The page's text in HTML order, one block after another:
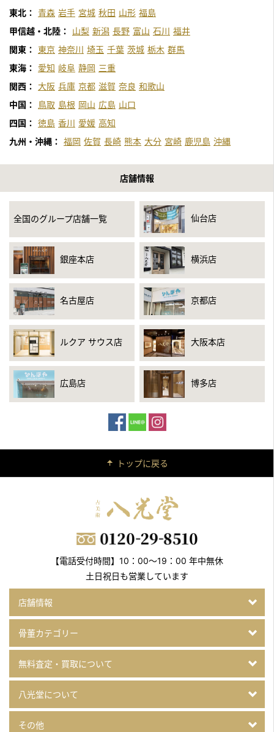
東北： 青森 岩手 宮城 秋田 山形 福島
甲信越・北陸：
山梨 新潟 長野 富山 石川 福井
関東：
東京 神奈川 埼玉 千葉 茨城 栃木 群馬
東海：
愛知 岐阜 静岡 三重
関西： 大阪 兵庫 京都 滋賀 奈良 和歌山
中国：
鳥取 島根 岡山 広島 山口
四国： 徳島 香川 愛媛 高知
九州・沖縄： 福岡 佐賀 長崎 熊本 大分 宮崎 鹿児島 沖縄
店舗情報
全国のグループ店舗一覧 仙台店
銀座本店 横浜店
名古屋店 京都店
ルクア サウス店 大阪本店
広島店 博多店
トップに戻る
【電話受付時間】10：00～19：00 年中無休
土日祝日も営業しています
店舗情報
骨董カテゴリー
無料査定・買取について
八光堂について
その他